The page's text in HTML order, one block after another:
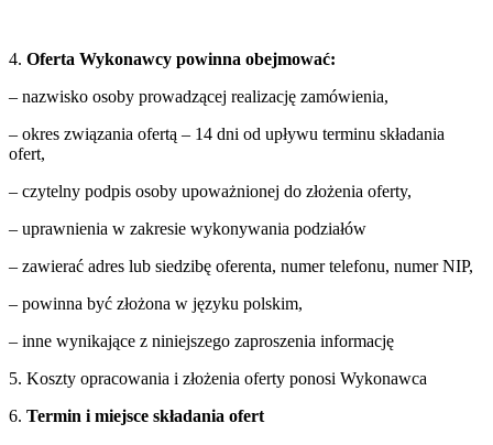
4. Oferta Wykonawcy powinna obejmować:
– nazwisko osoby prowadzącej realizację zamówienia,
– okres związania ofertą – 14 dni od upływu terminu składania
ofert,
– czytelny podpis osoby upoważnionej do złożenia oferty,
– uprawnienia w zakresie wykonywania podziałów
– zawierać adres lub siedzibę oferenta, numer telefonu, numer NIP,
– powinna być złożona w języku polskim,
– inne wynikające z niniejszego zaproszenia informację
5. Koszty opracowania i złożenia oferty ponosi Wykonawca
6. Termin i miejsce składania ofert